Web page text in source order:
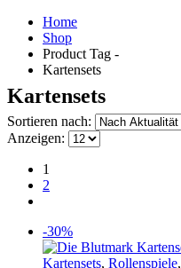
Home
Shop
Product Tag -
Kartensets
Kartensets
Sortieren nach:
Anzeigen:
1
2
-30%
Kartensets, Rollenspiele,